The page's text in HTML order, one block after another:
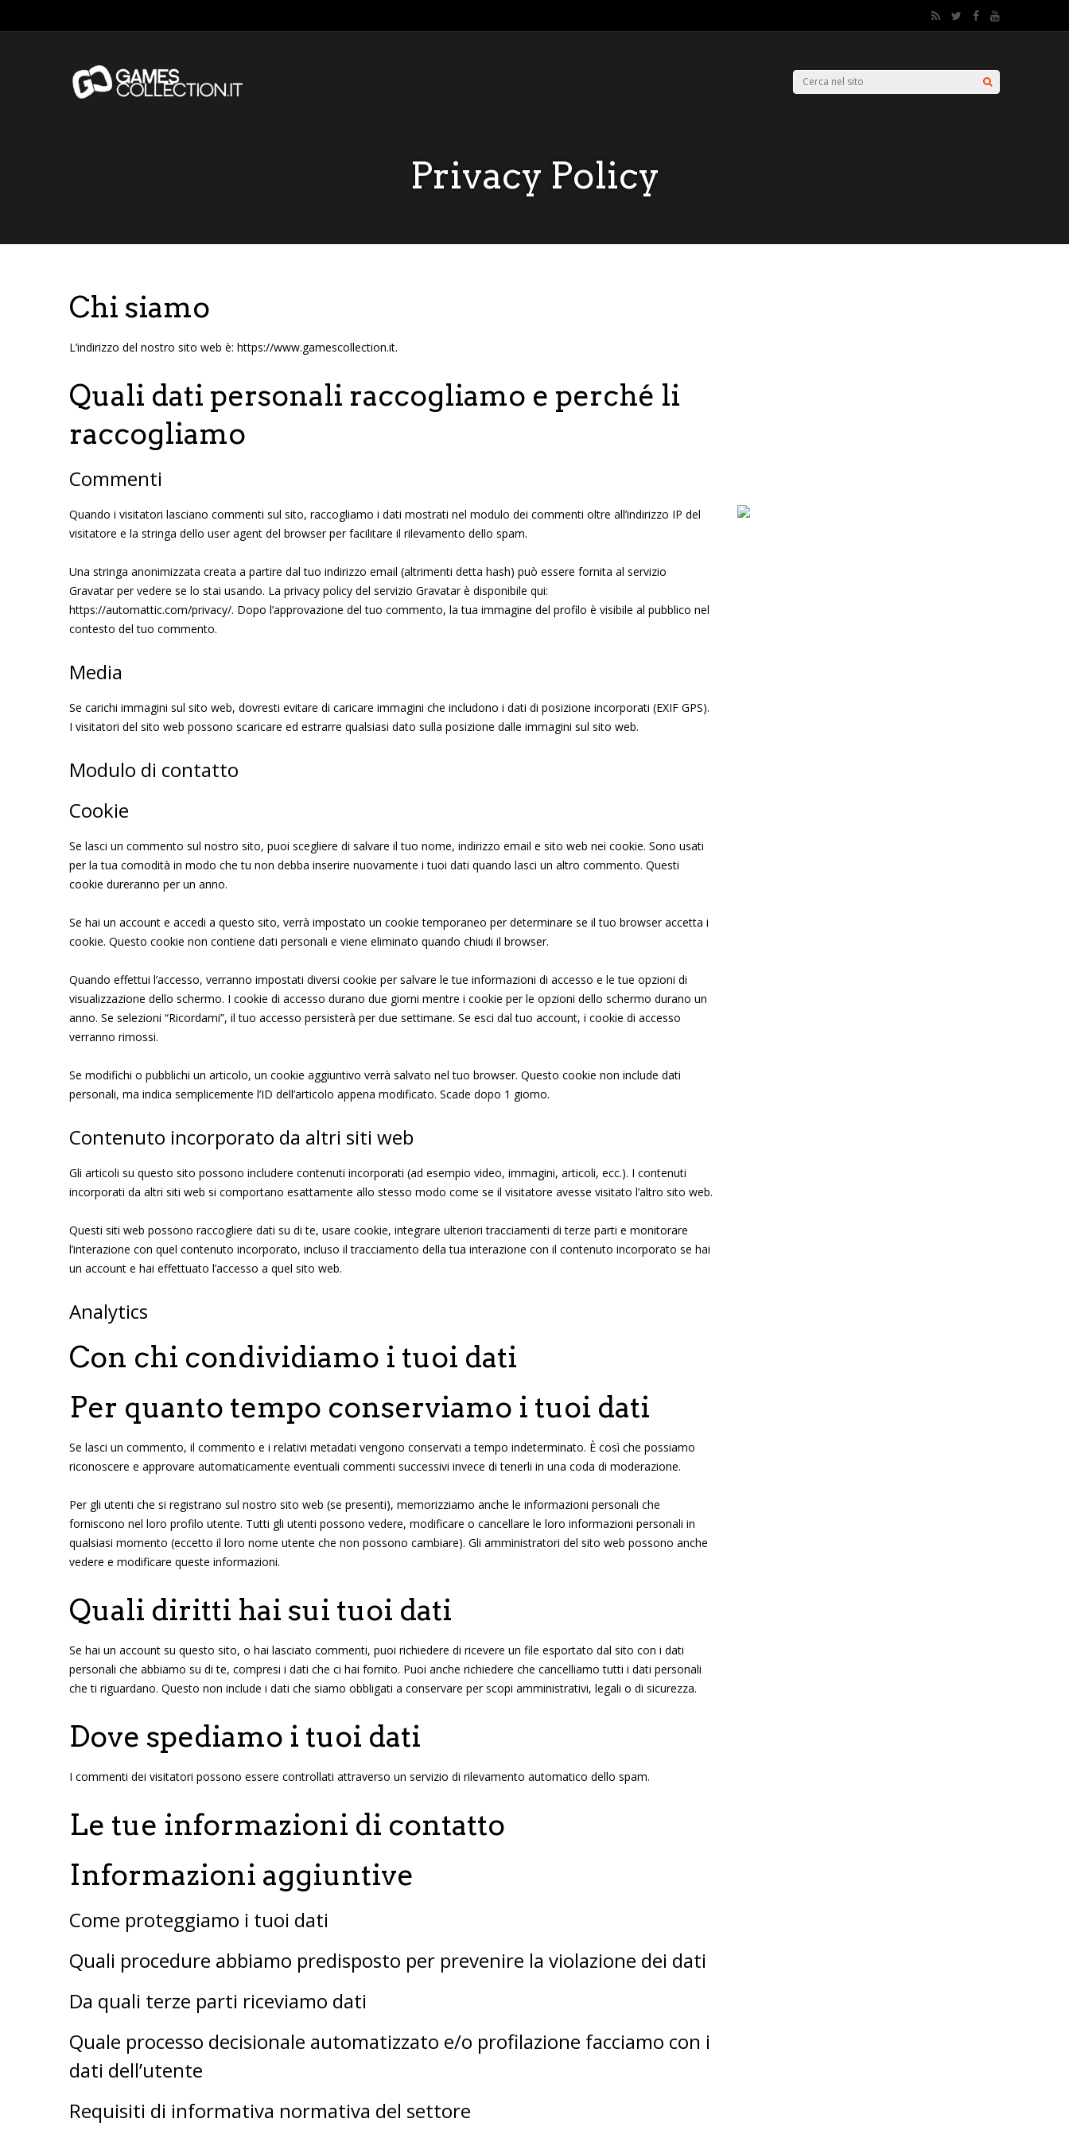
Privacy Policy
Chi siamo
L’indirizzo del nostro sito web è: https://www.gamescollection.it.
Quali dati personali raccogliamo e perché li
raccogliamo
Commenti
Quando i visitatori lasciano commenti sul sito, raccogliamo i dati mostrati nel modulo dei commenti oltre all’indirizzo IP del
visitatore e la stringa dello user agent del browser per facilitare il rilevamento dello spam.
Una stringa anonimizzata creata a partire dal tuo indirizzo email (altrimenti detta hash) può essere fornita al servizio
Gravatar per vedere se lo stai usando. La privacy policy del servizio Gravatar è disponibile qui:
https://automattic.com/privacy/. Dopo l’approvazione del tuo commento, la tua immagine del profilo è visibile al pubblico nel
contesto del tuo commento.
Media
Se carichi immagini sul sito web, dovresti evitare di caricare immagini che includono i dati di posizione incorporati (EXIF GPS).
I visitatori del sito web possono scaricare ed estrarre qualsiasi dato sulla posizione dalle immagini sul sito web.
Modulo di contatto
Cookie
Se lasci un commento sul nostro sito, puoi scegliere di salvare il tuo nome, indirizzo email e sito web nei cookie. Sono usati
per la tua comodità in modo che tu non debba inserire nuovamente i tuoi dati quando lasci un altro commento. Questi
cookie dureranno per un anno.
Se hai un account e accedi a questo sito, verrà impostato un cookie temporaneo per determinare se il tuo browser accetta i
cookie. Questo cookie non contiene dati personali e viene eliminato quando chiudi il browser.
Quando effettui l’accesso, verranno impostati diversi cookie per salvare le tue informazioni di accesso e le tue opzioni di
visualizzazione dello schermo. I cookie di accesso durano due giorni mentre i cookie per le opzioni dello schermo durano un
anno. Se selezioni “Ricordami”, il tuo accesso persisterà per due settimane. Se esci dal tuo account, i cookie di accesso
verranno rimossi.
Se modifichi o pubblichi un articolo, un cookie aggiuntivo verrà salvato nel tuo browser. Questo cookie non include dati
personali, ma indica semplicemente l’ID dell’articolo appena modificato. Scade dopo 1 giorno.
Contenuto incorporato da altri siti web
Gli articoli su questo sito possono includere contenuti incorporati (ad esempio video, immagini, articoli, ecc.). I contenuti
incorporati da altri siti web si comportano esattamente allo stesso modo come se il visitatore avesse visitato l’altro sito web.
Questi siti web possono raccogliere dati su di te, usare cookie, integrare ulteriori tracciamenti di terze parti e monitorare
l’interazione con quel contenuto incorporato, incluso il tracciamento della tua interazione con il contenuto incorporato se hai
un account e hai effettuato l’accesso a quel sito web.
Analytics
Con chi condividiamo i tuoi dati
Per quanto tempo conserviamo i tuoi dati
Se lasci un commento, il commento e i relativi metadati vengono conservati a tempo indeterminato. È così che possiamo
riconoscere e approvare automaticamente eventuali commenti successivi invece di tenerli in una coda di moderazione.
Per gli utenti che si registrano sul nostro sito web (se presenti), memorizziamo anche le informazioni personali che
forniscono nel loro profilo utente. Tutti gli utenti possono vedere, modificare o cancellare le loro informazioni personali in
qualsiasi momento (eccetto il loro nome utente che non possono cambiare). Gli amministratori del sito web possono anche
vedere e modificare queste informazioni.
Quali diritti hai sui tuoi dati
Se hai un account su questo sito, o hai lasciato commenti, puoi richiedere di ricevere un file esportato dal sito con i dati
personali che abbiamo su di te, compresi i dati che ci hai fornito. Puoi anche richiedere che cancelliamo tutti i dati personali
che ti riguardano. Questo non include i dati che siamo obbligati a conservare per scopi amministrativi, legali o di sicurezza.
Dove spediamo i tuoi dati
I commenti dei visitatori possono essere controllati attraverso un servizio di rilevamento automatico dello spam.
Le tue informazioni di contatto
Informazioni aggiuntive
Come proteggiamo i tuoi dati
Quali procedure abbiamo predisposto per prevenire la violazione dei dati
Da quali terze parti riceviamo dati
Quale processo decisionale automatizzato e/o profilazione facciamo con i
dati dell’utente
Requisiti di informativa normativa del settore